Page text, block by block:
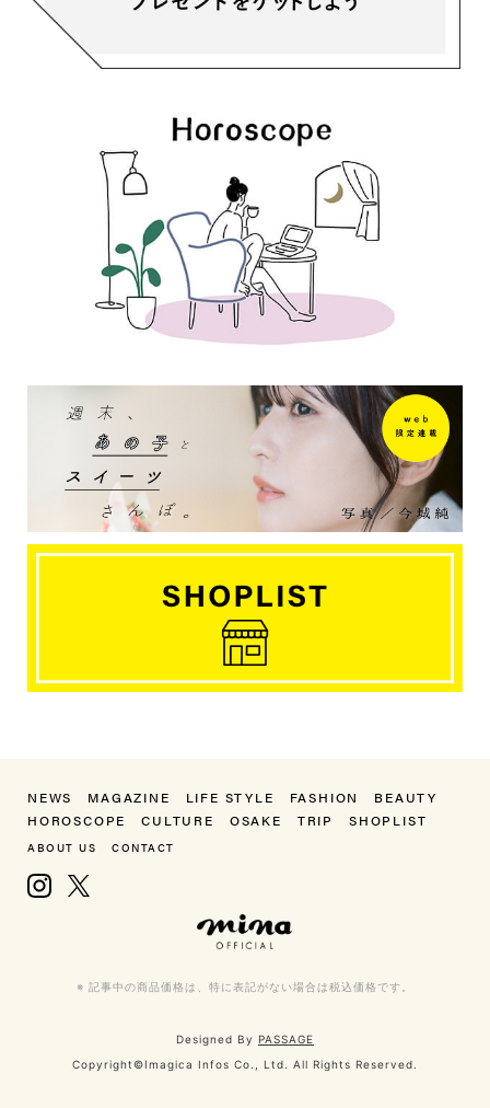
NEWS MAGAZINE LIFE STYLE FASHION
BEAUTY
HOROSCOPE
CULTURE OSAKE TRIP SHOPLIST
ABOUT US CONTACT
Instagram
※ 記事中の商品価格は、特に表記がない場合は税込価格です。
Designed By PASSAGE
Copyright©Imagica Infos Co., Ltd. All Rights Reserved.